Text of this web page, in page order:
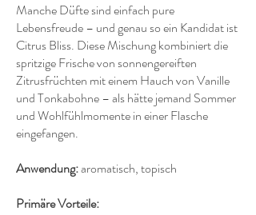
Manche Düfte sind einfach pure
Lebensfreude – und genau so ein Kandidat ist
Citrus Bliss. Diese Mischung kombiniert die
spritzige Frische von sonnengereiften
Zitrusfrüchten mit einem Hauch von Vanille
und Tonkabohne – als hätte jemand Sommer
und Wohlfühlmomente in einer Flasche
eingefangen.
Anwendung:aromatisch, topisch
Primäre Vorteile: